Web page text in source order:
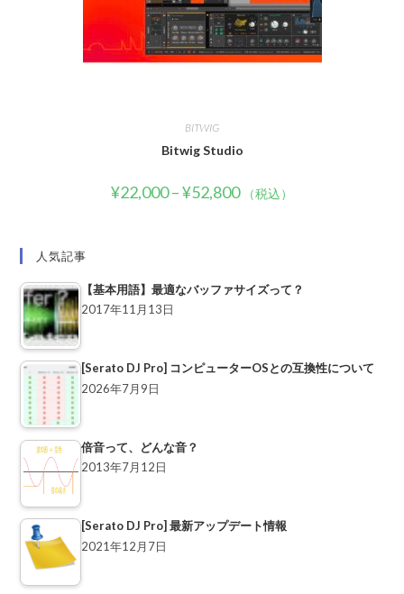
BITWIG
Bitwig Studio
¥22,000–¥52,800 （税込）
人気記事
【基本用語】最適なバッファサイズって？
2017年11月13日
[Serato DJ Pro] コンピューターOSとの互換性について
2026年7月9日
倍音って、どんな音？
2013年7月12日
[Serato DJ Pro] 最新アップデート情報
2021年12月7日